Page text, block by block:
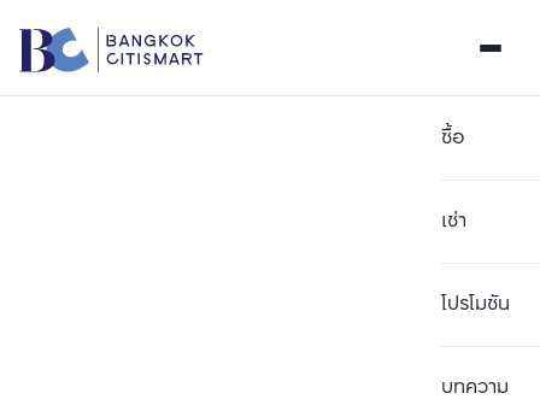
ซื้อ
เช่า
โปรโมชัน
บทความ